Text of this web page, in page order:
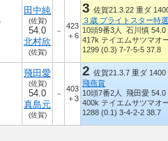
田中純
(佐賀)
54.0
北村欣
(佐賀)
－
423
＋6
3 佐賀21.3.22 重ダ
３歳 ブライトスター特選
10頭9番3人 石川慎 54.0
417k テイエムサツマオ
1299 (0.3) 7-7-5-5 37.8
飛田愛
(佐賀)
54.0
真島元
(佐賀)
－
403
＋3
2 佐賀21.3.7 重ダ 1400
飛燕賞
10頭7番2人 飛田愛 54.0
400k テイエムサツマオ
1288 (0.1) 3-4-2-2 38.7